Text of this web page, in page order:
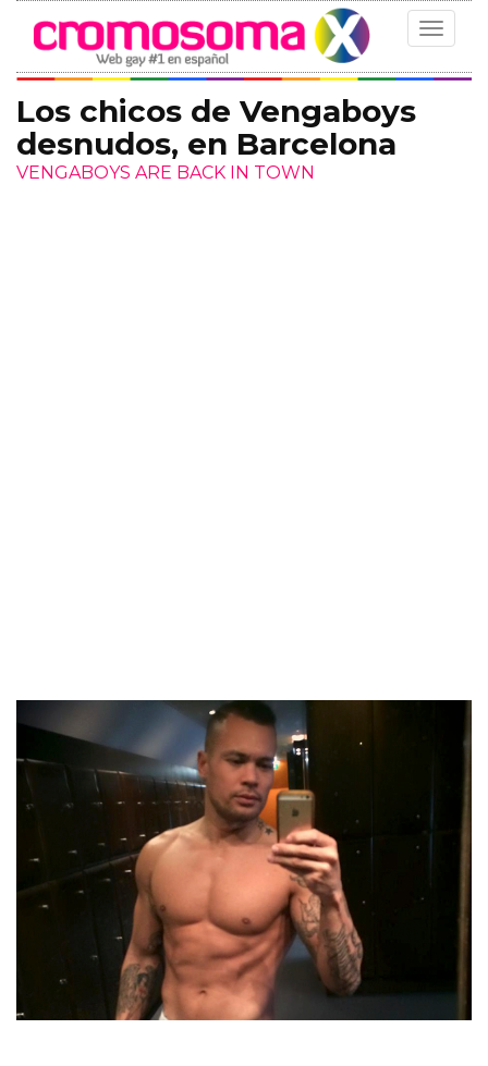
Toggle
Los chicos de Vengaboys
desnudos, en Barcelona
VENGABOYS ARE BACK IN TOWN